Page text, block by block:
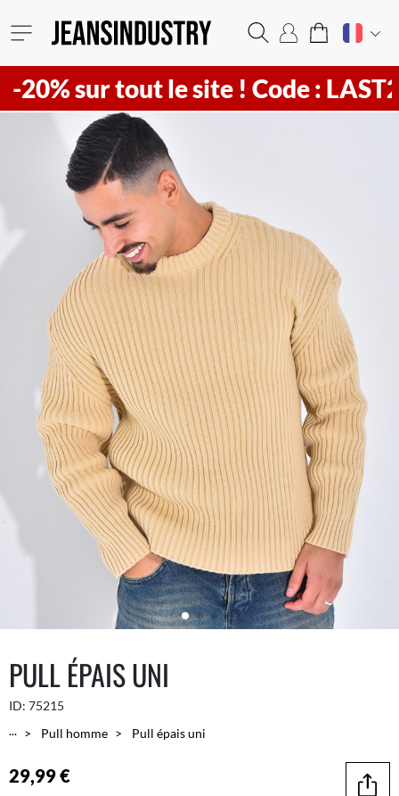
tout le site !Code : LAST20 !
PULL ÉPAIS UNI
ID: 75215
...
Pull homme Pull épais uni
29,99 €